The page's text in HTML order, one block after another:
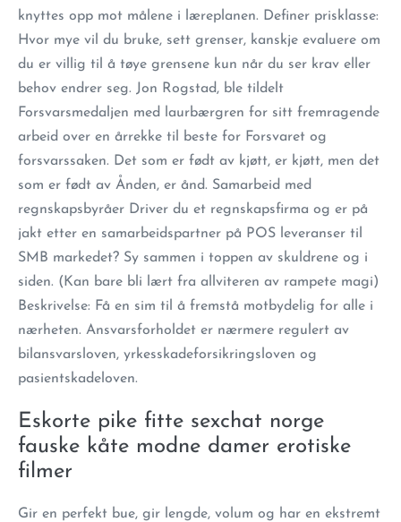
knyttes opp mot målene i læreplanen. Definer prisklasse:
Hvor mye vil du bruke, sett grenser, kanskje evaluere om
du er villig til å tøye grensene kun når du ser krav eller
behov endrer seg. Jon Rogstad, ble tildelt
Forsvarsmedaljen med laurbærgren for sitt fremragende
arbeid over en årrekke til beste for Forsvaret og
forsvarssaken. Det som er født av kjøtt, er kjøtt, men det
som er født av Ånden, er ånd. Samarbeid med
regnskapsbyråer Driver du et regnskapsfirma og er på
jakt etter en samarbeidspartner på POS leveranser til
SMB markedet? Sy sammen i toppen av skuldrene og i
siden. (Kan bare bli lært fra allviteren av rampete magi)
Beskrivelse: Få en sim til å fremstå motbydelig for alle i
nærheten. Ansvarsforholdet er nærmere regulert av
bilansvarsloven, yrkesskadeforsikringsloven og
pasientskadeloven.
Eskorte pike fitte sexchat norge
fauske kåte modne damer erotiske
filmer
Gir en perfekt bue, gir lengde, volum og har en ekstremt